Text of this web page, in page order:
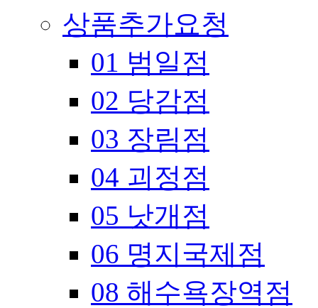
상품추가요청
01 범일점
02 당감점
03 장림점
04 괴정점
05 낫개점
06 명지국제점
08 해수욕장역점